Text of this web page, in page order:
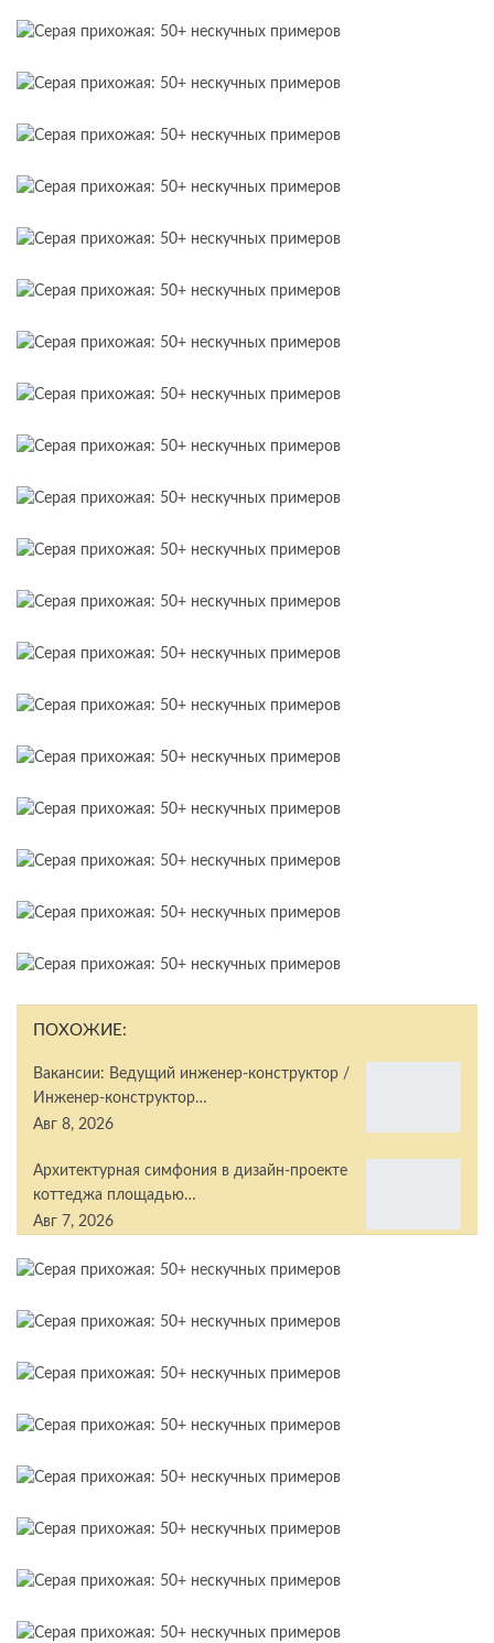
ПОХОЖИЕ:
Вакансии: Ведущий инженер-конструктор /
Инженер-конструктор…
Авг 8, 2026
Архитектурная симфония в дизайн-проекте
коттеджа площадью…
Авг 7, 2026